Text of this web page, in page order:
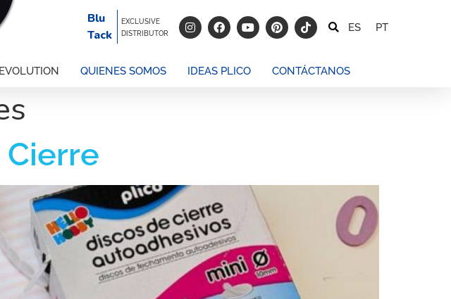
Blu
Tack
EXCLUSIVE
DISTRIBUTOR
ES PT
EVOLUTION QUIENES SOMOS IDEAS PLICO CONTÁCTANOS